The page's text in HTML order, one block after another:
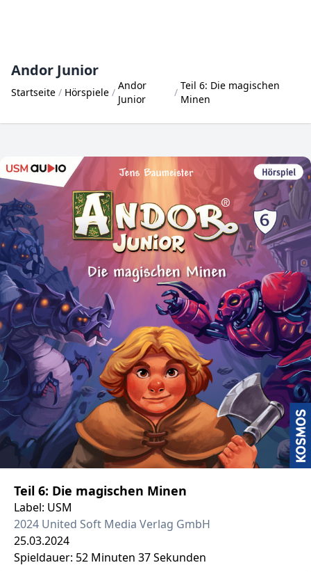
Andor Junior
Startseite Hörspiele
Andor
Junior
Teil 6: Die magischen
Minen
Teil 6: Die magischen Minen
Label: USM
2024 United Soft Media Verlag GmbH
25.03.2024
Spieldauer: 52 Minuten 37 Sekunden